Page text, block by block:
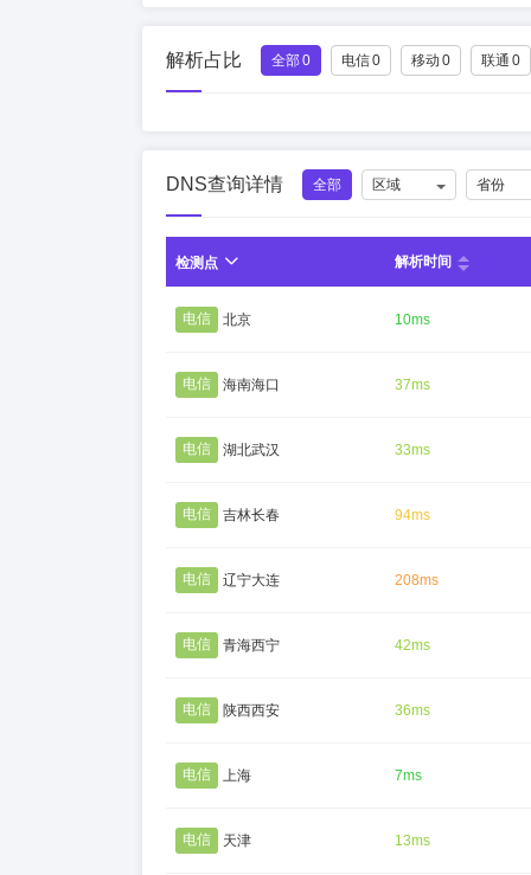
解析占比 全部0 电信0 移动 0 联通 0
DNS查询详情 全部 区域 省份
检测点 解析时间
电信 北京 10ms
电信 海南海口 37ms
电信 湖北武汉 33ms
电信 吉林长春 94ms
电信 辽宁大连 208ms
电信 青海西宁 42ms
电信 陕西西安 36ms
电信 上海 7ms
电信 天津 13ms